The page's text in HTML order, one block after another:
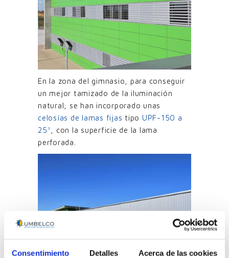
Consentimiento Detalles Acerca de las cookies
En la zona del gimnasio, para conseguir
un mejor tamizado de la iluminación
natural, se han incorporado unas
celosías de lamas fijas tipo UPF-150 a
25º , con la superficie de la lama
perforada.